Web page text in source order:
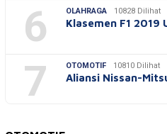
6 OLAHRAGA 10828 Dilihat
Klasemen F1 2019
7 OTOMOTIF 10810 Dilihat
Aliansi Nissan-